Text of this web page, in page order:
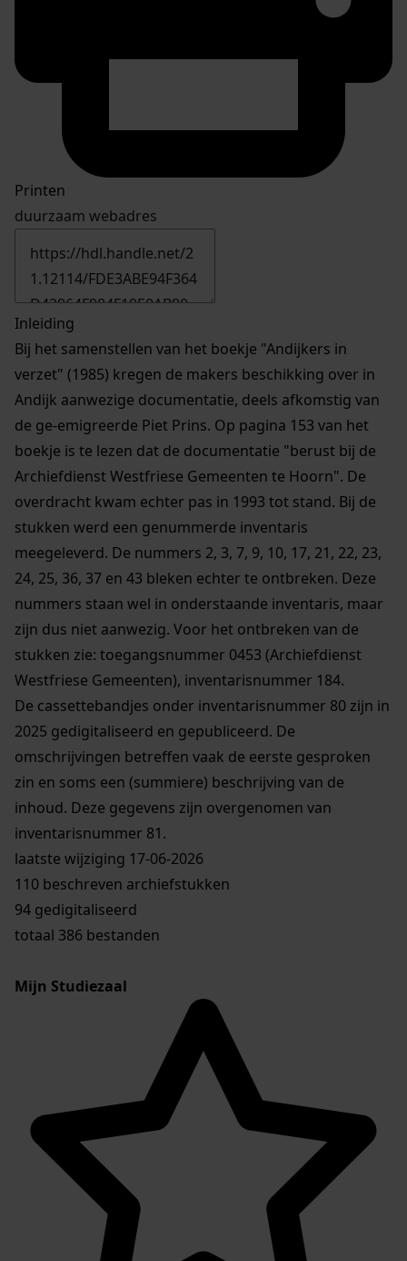
Printen
duurzaam webadres
Inleiding
Bij het samenstellen van het boekje "Andijkers in
verzet" (1985) kregen de makers beschikking over in
Andijk aanwezige documentatie, deels afkomstig van
de ge-emigreerde Piet Prins. Op pagina 153 van het
boekje is te lezen dat de documentatie "berust bij de
Archiefdienst Westfriese Gemeenten te Hoorn". De
overdracht kwam echter pas in 1993 tot stand. Bij de
stukken werd een genummerde inventaris
meegeleverd. De nummers 2, 3, 7, 9, 10, 17, 21, 22, 23,
24, 25, 36, 37 en 43 bleken echter te ontbreken. Deze
nummers staan wel in onderstaande inventaris, maar
zijn dus niet aanwezig. Voor het ontbreken van de
stukken zie: toegangsnummer 0453 (Archiefdienst
Westfriese Gemeenten), inventarisnummer 184.
De cassettebandjes onder inventarisnummer 80 zijn in
2025 gedigitaliseerd en gepubliceerd. De
omschrijvingen betreffen vaak de eerste gesproken
zin en soms een (summiere) beschrijving van de
inhoud. Deze gegevens zijn overgenomen van
inventarisnummer 81.
laatste wijziging 17-06-2026
110 beschreven archiefstukken
94 gedigitaliseerd
totaal 386 bestanden
Mijn Studiezaal